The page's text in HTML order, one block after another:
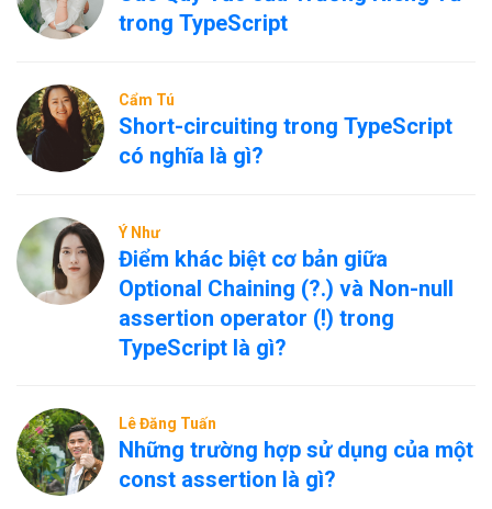
trong TypeScript
Cẩm Tú
Short-circuiting trong TypeScript
có nghĩa là gì?
Ý Như
Điểm khác biệt cơ bản giữa
Optional Chaining (?.) và Non-null
assertion operator (!) trong
TypeScript là gì?
Lê Đăng Tuấn
Những trường hợp sử dụng của một
const assertion là gì?